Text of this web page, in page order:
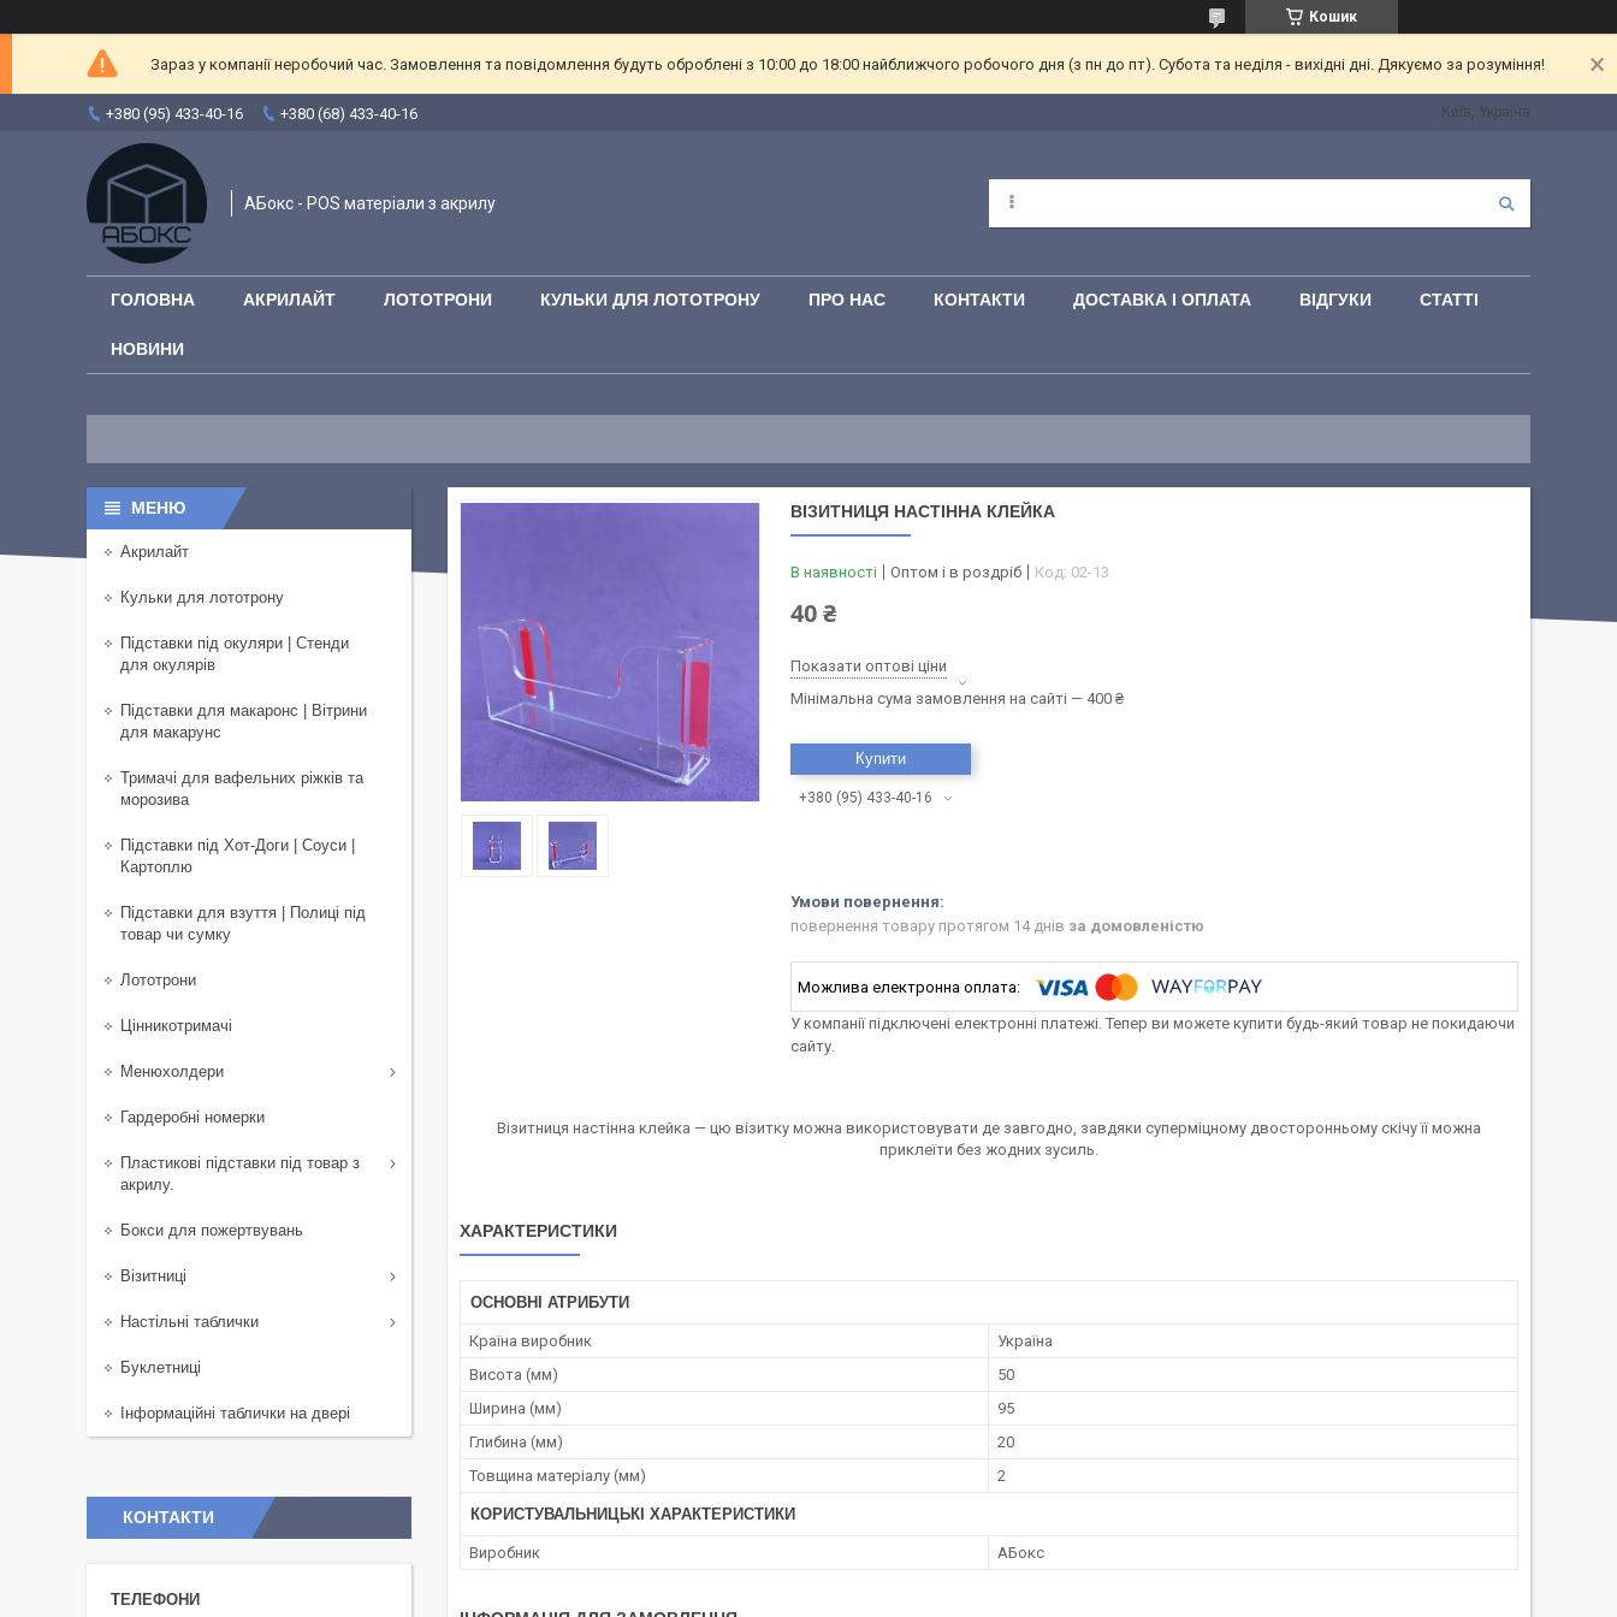
Кошик
Зараз у компанії неробочий час. Замовлення та повідомлення будуть оброблені з 10:00 до 18:00 найближчого робочого дня (з пн до пт). Субота та неділя - вихідні дні. Дякуємо за розуміння!
+380 (95) 433-40-16 +380 (68) 433-40-16 Київ, Україна
АБокс - POS матеріали з акрилу
ГОЛОВНА АКРИЛАЙТ ЛОТОТРОНИ КУЛЬКИ ДЛЯ ЛОТОТРОНУ ПРО НАС КОНТАКТИ ДОСТАВКА І ОПЛАТА ВІДГУКИ СТАТТІ
НОВИНИ
ВІЗИТНИЦЯ НАСТІННА КЛЕЙКА
В наявності Оптом і в роздріб Код: 02-13
40 ₴
Показати оптові ціни
Мінімальна сума замовлення на сайті — 400 ₴
Купити
+380 (95) 433-40-16
повернення товару протягом 14 днів за домовленістю
У компанії підключені електронні платежі. Тепер ви можете купити будь-який товар не покидаючи
сайту.
Візитниця настінна клейка — цю візитку можна використовувати де завгодно, завдяки суперміцному двосторонньому скічу її можна
приклеїти без жодних зусиль.
ХАРАКТЕРИСТИКИ
ОСНОВНІ АТРИБУТИ
Країна виробник
Україна
Висота (мм)
50
Ширина (мм)
95
Глибина (мм)
20
Товщина матеріалу (мм)
2
КОРИСТУВАЛЬНИЦЬКІ ХАРАКТЕРИСТИКИ
Виробник АБокс
Акрилайт
Кульки для лототрону
Підставки під окуляри | Стенди
для окулярів
Підставки для макаронс | Вітрини
для макарунс
Тримачі для вафельних ріжків та
морозива
Підставки під Хот-Доги | Соуси |
Картоплю
Підставки для взуття | Полиці під
товар чи сумку
Лототрони
Цінникотримачі
Менюхолдери
Гардеробні номерки
Пластикові підставки під товар з
акрилу.
Бокси для пожертвувань
Візитниці
Настільні таблички
Буклетниці
Інформаційні таблички на двері
КОНТАКТИ